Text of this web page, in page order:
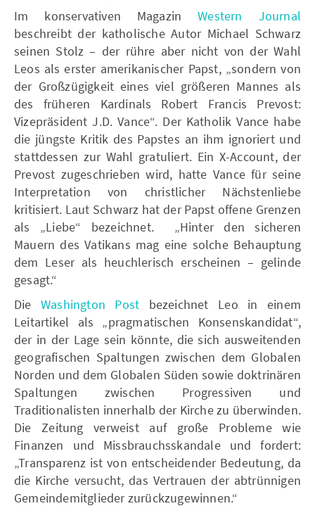
Im konservativen MagazinWestern Journal
beschreibt der katholische Autor Michael Schwarz
seinen Stolz – der rühre aber nicht von der Wahl
Leos als erster amerikanischer Papst, „sondern von
der Großzügigkeit eines viel größeren Mannes als
des früheren Kardinals Robert Francis Prevost:
Vizepräsident J.D. Vance“. Der Katholik Vance habe
die jüngste Kritik des Papstes an ihm ignoriert und
stattdessen zur Wahl gratuliert. Ein X-Account, der
Prevost zugeschrieben wird, hatte Vance für seine
Interpretation von christlicher Nächstenliebe
kritisiert. Laut Schwarz hat der Papst offene Grenzen
als „Liebe“ bezeichnet. „Hinter den sicheren
Mauern des Vatikans mag eine solche Behauptung
dem Leser als heuchlerisch erscheinen – gelinde
gesagt.“
DieWashington Post bezeichnet Leo in einem
Leitartikel als „pragmatischen Konsenskandidat“,
der in der Lage sein könnte, die sich ausweitenden
geografischen Spaltungen zwischen dem Globalen
Norden und dem Globalen Süden sowie doktrinären
Spaltungen zwischen Progressiven und
Traditionalisten innerhalb der Kirche zu überwinden.
Die Zeitung verweist auf große Probleme wie
Finanzen und Missbrauchsskandale und fordert:
„Transparenz ist von entscheidender Bedeutung, da
die Kirche versucht, das Vertrauen der abtrünnigen
Gemeindemitglieder zurückzugewinnen.“